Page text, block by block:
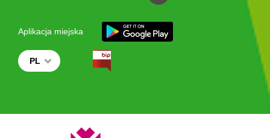
Aplikacja miejska
PL